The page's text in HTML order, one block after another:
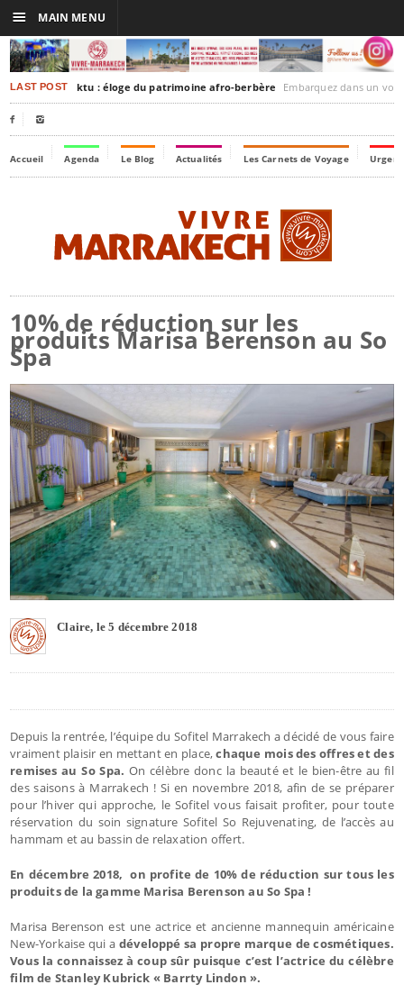
LAST POSTTimbuktu : éloge du patrimoine afro-berbère Embarquez dans un voyage culturel dans le
 
Accueil Agenda Le Blog Actualités Les Carnets de Voyage
10% de réduction sur les
produits Marisa Berenson au So
Spa
Claire, le 5 décembre 2018
Depuis la rentrée, l’équipe du Sofitel Marrakech a décidé de vous faire
vraiment plaisir en mettant en place,chaque mois des offres et des
remises au So Spa. On célèbre donc la beauté et le bien-être au fil
des saisons à Marrakech ! Si en novembre 2018, afin de se préparer
pour l’hiver qui approche, le Sofitel vous faisait profiter, pour toute
réservation du soin signature Sofitel So Rejuvenating, de l’accès au
hammam et au bassin de relaxation offert.
En décembre 2018, on profite de 10% de réduction sur tous les
produits de la gamme Marisa Berenson au So Spa !
Marisa Berenson est une actrice et ancienne mannequin américaine
New-Yorkaise qui a développé sa propre marque de cosmétiques.
Vous la connaissez à coup sûr puisque c’est l’actrice du célèbre
film de Stanley Kubrick « Barrty Lindon ».
☰ MAIN MENU